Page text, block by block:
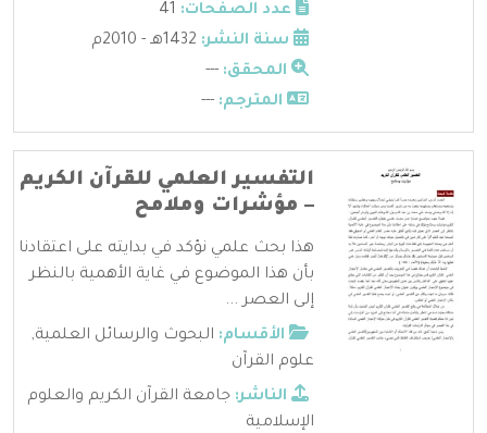
عدد الصفحات:
سنة النشر:
المحقق: ---
المترجم: ---
التفسير العلمي للقرآن الكريم
– مؤشرات وملامح
هذا بحث علمي نؤكد في بدايته على اعتقادنا
بأن هذا الموضوع في غاية الأهمية بالنظر
إلى العصر ...
الأقسام: البحوث والرسائل العلمية,
علوم القرآن
الناشر: جامعة القرآن الكريم والعلوم
الإسلامية